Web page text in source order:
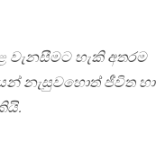
හැකි අතරම
නැසුවහොත් ජීවිත හා